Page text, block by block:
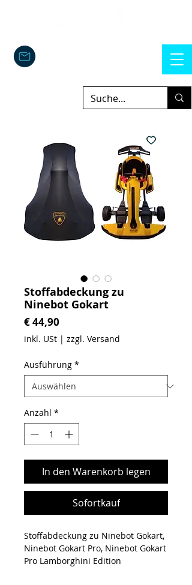
Stoffabdeckung zu
Ninebot Gokart
€ 44,90
inkl. USt | zzgl. Versand
Ausführung *
Anzahl *
In den Warenkorb legen
Sofortkauf
Stoffabdeckung zu Ninebot Gokart,
Ninebot Gokart Pro, Ninebot Gokart
Pro Lamborghini Edition